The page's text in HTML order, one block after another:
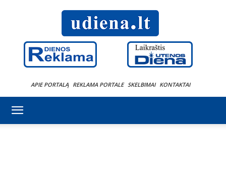
APIE PORTALĄ REKLAMA PORTALE SKELBIMAI KONTAKTAI